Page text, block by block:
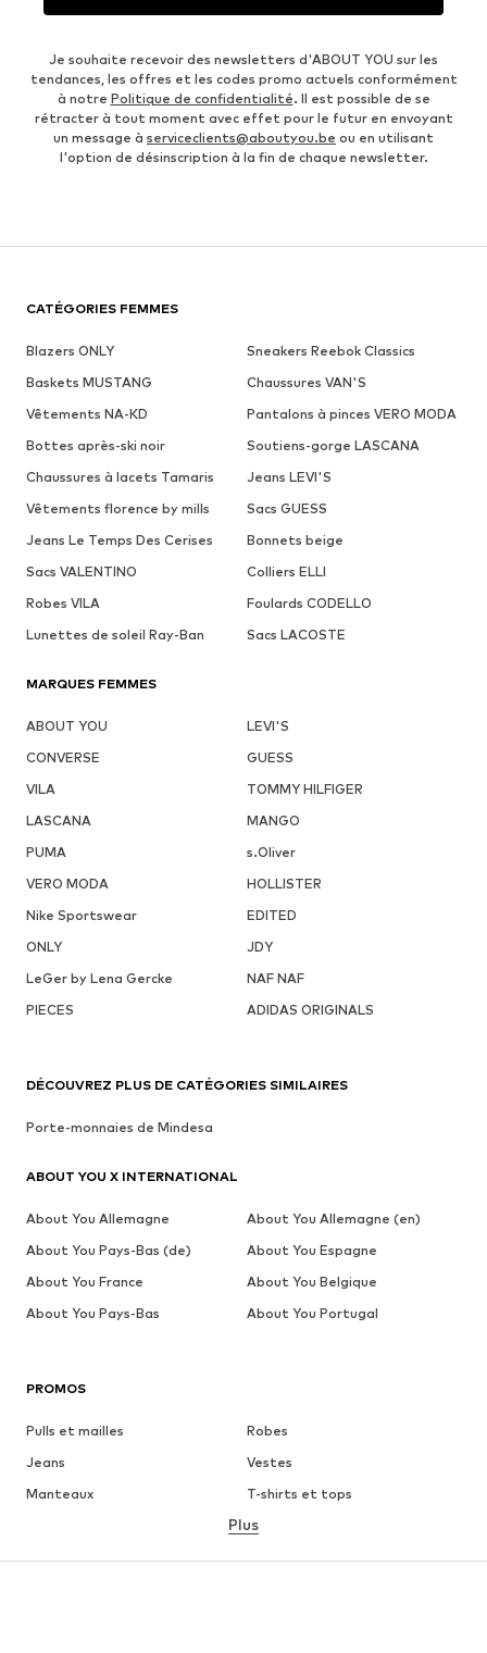
Je souhaite recevoir des newsletters d'ABOUT YOU sur les
tendances, les offres et les codes promo actuels conformément
à notre Politique de confidentialité. Il est possible de se
rétracter à tout moment avec effet pour le futur en envoyant
un message à serviceclients@aboutyou.be ou en utilisant
l'option de désinscription à la fin de chaque newsletter.
CATÉGORIES FEMMES
Blazers ONLY
Sneakers Reebok Classics
Baskets MUSTANG
Chaussures VAN'S
Vêtements NA-KD
Pantalons à pinces VERO MODA
Bottes après-ski noir
Soutiens-gorge LASCANA
Chaussures à lacets Tamaris
Jeans LEVI'S
Vêtements florence by mills
Sacs GUESS
Jeans Le Temps Des Cerises
Bonnets beige
Sacs VALENTINO
Colliers ELLI
Robes VILA
Foulards CODELLO
Lunettes de soleil Ray-Ban
Sacs LACOSTE
MARQUES FEMMES
ABOUT YOU
LEVI'S
CONVERSE
GUESS
VILA
TOMMY HILFIGER
LASCANA
MANGO
PUMA
s.Oliver
VERO MODA
HOLLISTER
Nike Sportswear
EDITED
ONLY
JDY
LeGer by Lena Gercke
NAF NAF
PIECES
ADIDAS ORIGINALS
PROMOS
Pulls et mailles
Robes
Jeans
Vestes
Manteaux
T-shirts et tops
Lingerie
Plus
DÉCOUVREZ PLUS DE CATÉGORIES SIMILAIRES
Porte-monnaies de Mindesa
ABOUT YOU X INTERNATIONAL
About You Allemagne
About You Allemagne (en)
About You Pays-Bas (de)
About You Espagne
About You France
About You Belgique
About You Pays-Bas
About You Portugal